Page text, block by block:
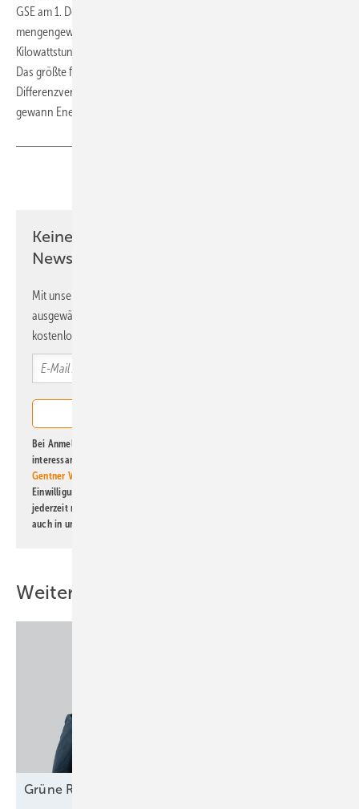
GSE am 1. Dezember die Zuschläge für 29 Windparks zum
mengengewichteten mittleren Preis von 7,285 Cent pro eingespeiste
Kilowattstunde, 20 Prozent unter dem höchstmöglichen Gebotspreis.
Das größte fürs neue Hauptvergütungsprinzip, sogenannte
Differenzverträge, bezuschlagte Windkraftentwicklungsvolumen
gewann Energiekonzern Edison: fünf Projekte mit 250 MW.
Keine Zeit? Kein Problem mit dem ERE
Newsletter!
Mit unserem Newsletter erhalten Sie regelmäßig von uns
ausgewählte Informationen und Neuigkeiten, gebündelt und
kostenlos direkt ins Postfach.
Bei Anmeldung zu diesem Newsletter bin ich damit einverstanden, über
interessante Verlags- und Online-Angebote
Gentner Verlag GmbH & Co. KG
Einwilligung kann ich jederzeit widerrufen und eine Abmeldung ist
jederzeit möglich. Informationen zum Umgang mit Daten finden Sie
auch in unserer
Weitere Inhalte
Grüne Rekord­investitionen